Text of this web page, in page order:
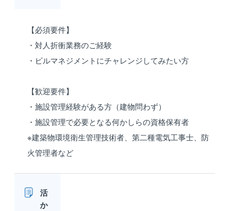
【必須要件】
・対人折衝業務のご経験
・ビルマネジメントにチャレンジしてみたい方
【歓迎要件】
・施設管理経験がある方（建物問わず）
・施設管理で必要となる何かしらの資格保有者
※建築物環境衛生管理技術者、第二種電気工事士、防
火管理者など
活
か